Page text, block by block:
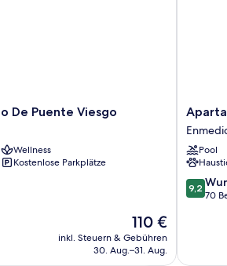
De Puente Viesgo
Wellness
Kostenlose Parkplätze
Der
Preis
beträgt
110 €
inkl. Steuern & Gebühren
30. Aug.–31. Aug.
Silken
Fontibre
Iberia
Spa
Pool
9.2
von
9,2
70